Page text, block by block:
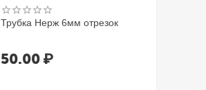
Трубка Нерж 6мм отрезок
50.00 ₽